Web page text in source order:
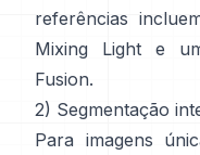
referências
Mixing Lighte
Fusion.
2) Segmentação
Para imagens